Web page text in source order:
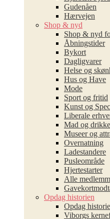
Gudenåen
Hærvejen
Shop & nyd
Shop & nyd
Åbningstider
Bykort
Dagligvarer
Helse og
Hus og Have
Mode
Sport og fritid
Kunst og
Liberale
Mad og drikke
Museer og
Overnatning
Ladestandere
Pusleområde
Hjertestarter
Alle
Opdag historien
Opdag
Viborgs